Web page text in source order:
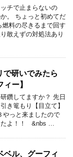
チで止まらないの
。 ちょっと初めてだ
料の尽きるまで回す
敢えずの対処法あり
で研いでみたら
ー】
鑽してますか？ 先日
き篭もり【目立て】
やっと来ましたので
たよ！！ &nbs …
ベル、グーフィ